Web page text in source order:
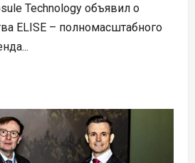
Technology объявил о
ELISE – полномасштабного